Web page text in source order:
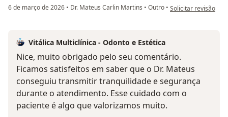
6 de março de 2026 • Dr. Mateus Carlin Martins • Outro • na opinião do
Solicitar revisão
Vitálica Multiclínica - Odonto e Estética
Nice, muito obrigado pelo seu comentário.
Ficamos satisfeitos em saber que o Dr. Mateus
conseguiu transmitir tranquilidade e segurança
durante o atendimento. Esse cuidado com o
paciente é algo que valorizamos muito.